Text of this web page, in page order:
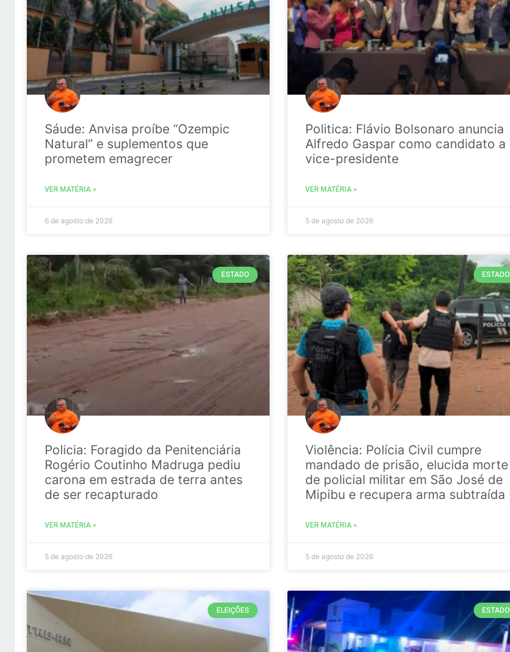
Sáude: Anvisa proíbe “Ozempic
Natural” e suplementos que
prometem emagrecer
VER MATÉRIA »
6 de agosto de 2026
Politica: Flávio Bolsonaro anuncia
Alfredo Gaspar como candidato a
vice-presidente
VER MATÉRIA »
5 de agosto de 2026
ESTADO
Policia: Foragido da Penitenciária
Rogério Coutinho Madruga pediu
carona em estrada de terra antes
de ser recapturado
VER MATÉRIA »
5 de agosto de 2026
ESTADO
Violência: Polícia Civil cumpre
mandado de prisão, elucida morte
de policial militar em São José de
Mipibu e recupera arma subtraída
VER MATÉRIA »
5 de agosto de 2026
ELEIÇÕES ESTADO